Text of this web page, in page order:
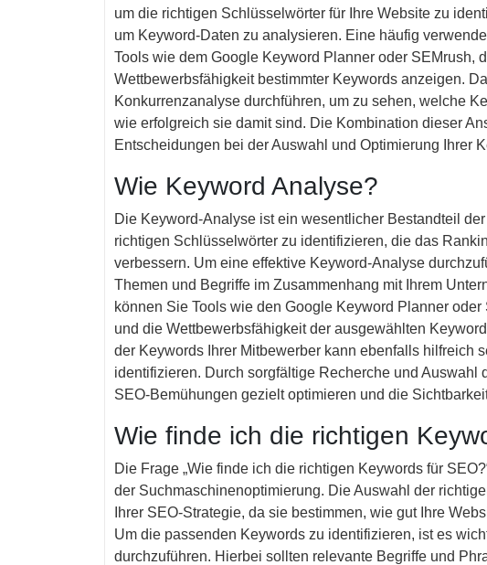
um die richtigen Schlüsselwörter für Ihre Website zu
um Keyword-Daten zu analysieren. Eine häufig
Tools wie dem Google Keyword Planner oder SEMrush,
Wettbewerbsfähigkeit bestimmter Keywords anzeigen.
Konkurrenzanalyse durchführen, um zu sehen, welche
wie erfolgreich sie damit sind. Die Kombination dieser
Entscheidungen bei der Auswahl und Optimierung Ihrer
Wie Keyword Analyse?
Die Keyword-Analyse ist ein wesentlicher Bestandteil
richtigen Schlüsselwörter zu identifizieren, die das
verbessern. Um eine effektive Keyword-Analyse
Themen und Begriffe im Zusammenhang mit Ihrem
können Sie Tools wie den Google Keyword Planner
und die Wettbewerbsfähigkeit der ausgewählten
der Keywords Ihrer Mitbewerber kann ebenfalls hilfreich
identifizieren. Durch sorgfältige Recherche und Auswahl
SEO-Bemühungen gezielt optimieren und die
Wie finde ich die richtigen
Die Frage „Wie finde ich die richtigen Keywords für
der Suchmaschinenoptimierung. Die Auswahl der
Ihrer SEO-Strategie, da sie bestimmen, wie gut Ihre
Um die passenden Keywords zu identifizieren, ist es
durchzuführen. Hierbei sollten relevante Begriffe und